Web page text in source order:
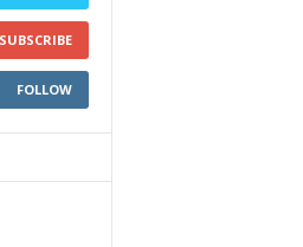
SUBSCRIBE
FOLLOW